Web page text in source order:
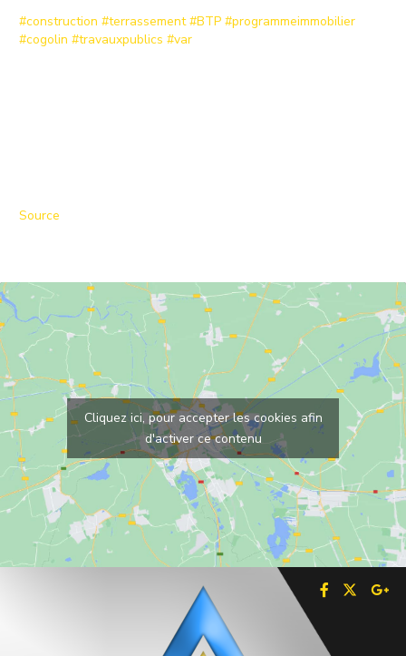
#construction #terrassement #BTP #programmeimmobilier
#cogolin #travauxpublics #var
Source
Cliquez ici, pour accepter les cookies afin
d'activer ce contenu